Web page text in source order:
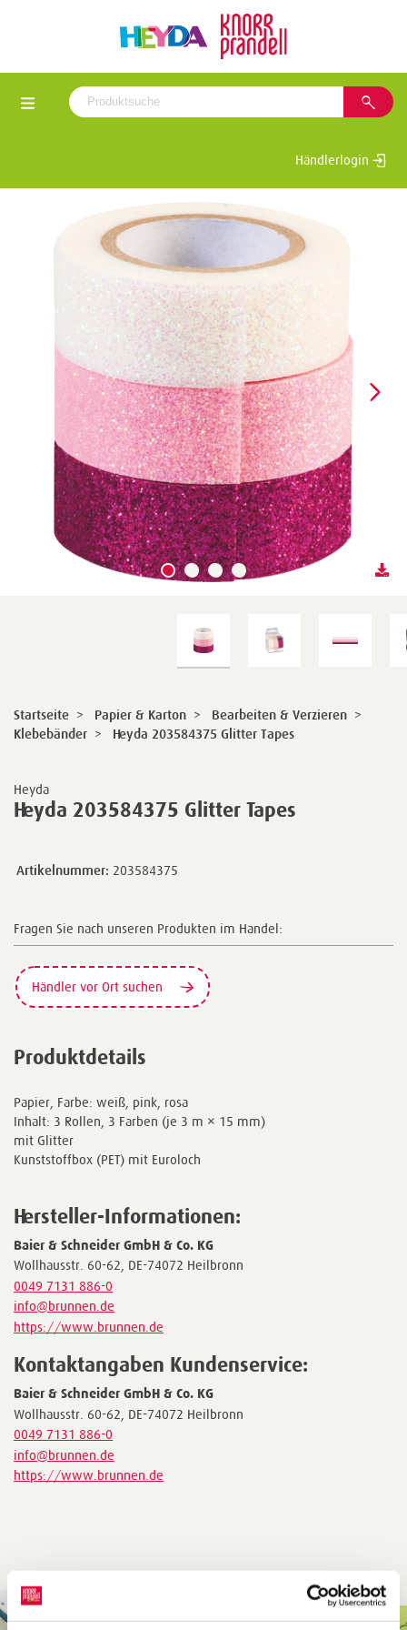
Händlerlogin
Heyda
Heyda 203584375 Glitter Tapes
Startseite > Papier & Karton > Bearbeiten & Verzieren >
Klebebänder > Heyda 203584375 Glitter Tapes
Artikelnummer: 203584375
Fragen Sie nach unseren Produkten im Handel:
Händler vor Ort suchen
Produktdetails
Papier, Farbe: weiß, pink, rosa
Inhalt: 3 Rollen, 3 Farben (je 3 m × 15 mm)
mit Glitter
Kunststoffbox (PET) mit Euroloch
Hersteller-Informationen:
Baier & Schneider GmbH & Co. KG
Wollhausstr. 60-62, DE-74072 Heilbronn
0049 7131 886-0
info@brunnen.de
https://www.brunnen.de
Kontaktangaben Kundenservice:
Baier & Schneider GmbH & Co. KG
Wollhausstr. 60-62, DE-74072 Heilbronn
0049 7131 886-0
info@brunnen.de
https://www.brunnen.de